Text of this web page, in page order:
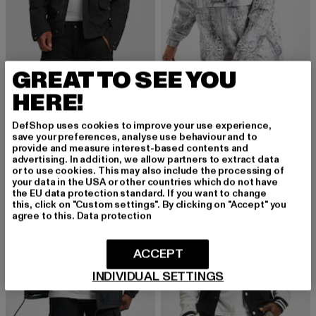
MISTER TEE
See You Soon Britannia
39,19 EUR
Derzeitiger Preis: 39,19 EUR
69,99 EUR
MISTER TEE
-60% -54%
GREAT TO SEE YOU
HERE!
DefShop uses cookies to improve your use experience,
save your preferences, analyse use behaviour and to
provide and measure interest-based contents and
advertising. In addition, we allow partners to extract data
or to use cookies. This may also include the processing of
your data in the USA or other countries which do not have
the EU data protection standard. If you want to change
this, click on "Custom settings". By clicking on "Accept" you
agree to this. Data protection
INDIVIDUAL SETTINGS
ACCEPT